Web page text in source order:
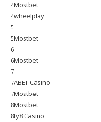
4Mostbet
4wheelplay
5
5Mostbet
6
6Mostbet
7
7ABET Casino
7Mostbet
8Mostbet
8ty8 Casino